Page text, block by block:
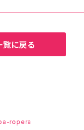
覧に戻る
ropera